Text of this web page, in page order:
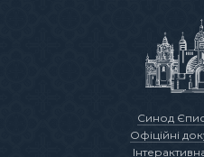
Синод
Офіційні